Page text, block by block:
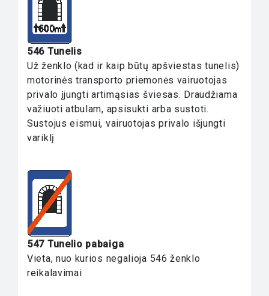
546 Tunelis
Už ženklo (kad ir kaip būtų apšviestas tunelis)
motorinės transporto priemonės vairuotojas
privalo įjungti artimąsias šviesas. Draudžiama
važiuoti atbulam, apsisukti arba sustoti.
Sustojus eismui, vairuotojas privalo išjungti
variklį
547 Tunelio pabaiga
Vieta, nuo kurios negalioja 546 ženklo
reikalavimai